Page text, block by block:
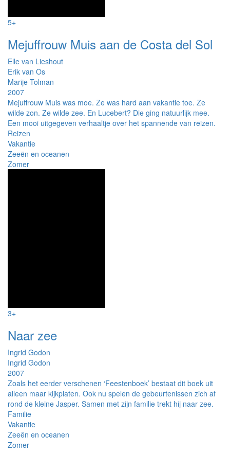
5+
Mejuffrouw Muis aan de Costa del Sol
Elle van Lieshout
Erik van Os
Marije Tolman
2007
Mejuffrouw Muis was moe. Ze was hard aan vakantie toe. Ze
wilde zon. Ze wilde zee. En Lucebert? Die ging natuurlijk mee.
Een mooi uitgegeven verhaaltje over het spannende van reizen.
Reizen
Vakantie
Zeeën en oceanen
Zomer
3+
Naar zee
Ingrid Godon
Ingrid Godon
2007
Zoals het eerder verschenen ‘Feestenboek’ bestaat dit boek uit
alleen maar kijkplaten. Ook nu spelen de gebeurtenissen zich af
rond de kleine Jasper. Samen met zijn familie trekt hij naar zee.
Familie
Vakantie
Zeeën en oceanen
Zomer